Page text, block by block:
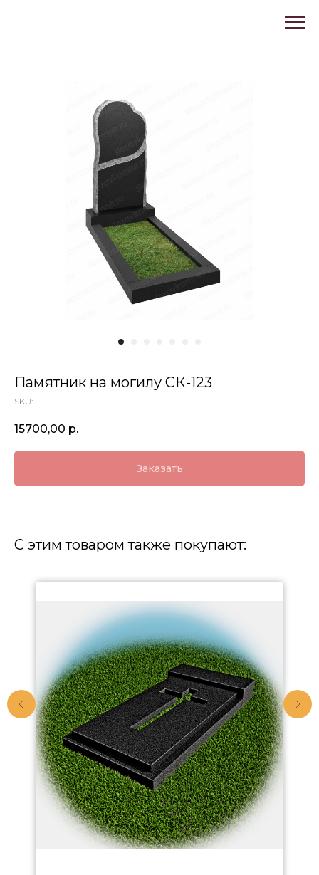
Памятник на могилу СК-123
SKU:
15700,00 р.
Заказать
С этим товаром также покупают: